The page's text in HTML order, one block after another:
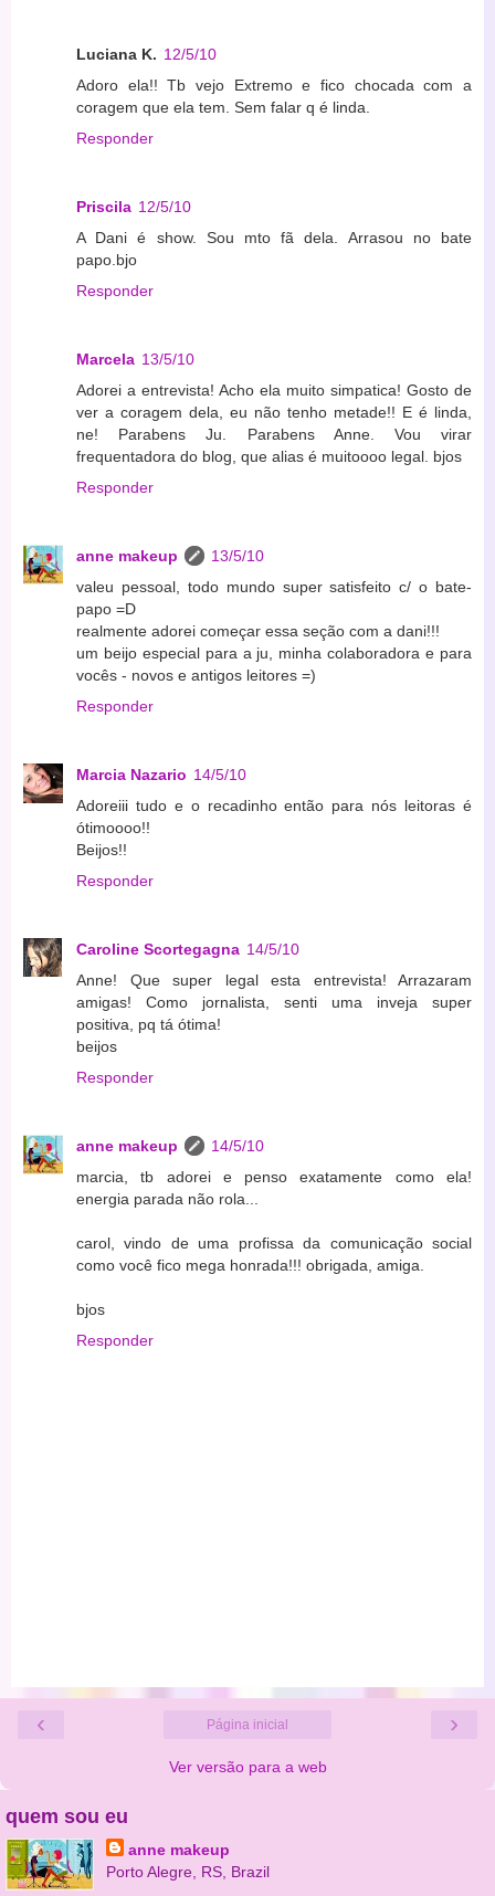
Luciana K. 12/5/10
Adoro ela!! Tb vejo Extremo e fico chocada com a
coragem que ela tem. Sem falar q é linda.
Responder
Priscila 12/5/10
A Dani é show. Sou mto fã dela. Arrasou no bate
papo.bjo
Responder
Marcela 13/5/10
Adorei a entrevista! Acho ela muito simpatica! Gosto de
ver a coragem dela, eu não tenho metade!! E é linda,
ne! Parabens Ju. Parabens Anne. Vou virar
frequentadora do blog, que alias é muitoooo legal. bjos
Responder
anne makeup
13/5/10
valeu pessoal, todo mundo super satisfeito c/ o bate-
papo =D
realmente adorei começar essa seção com a dani!!!
um beijo especial para a ju, minha colaboradora e para
vocês - novos e antigos leitores =)
Responder
Marcia Nazario 14/5/10
Adoreiii tudo e o recadinho então para nós leitoras é
ótimoooo!!
Beijos!!
Responder
Caroline Scortegagna 14/5/10
Anne! Que super legal esta entrevista! Arrazaram
amigas! Como jornalista, senti uma inveja super
positiva, pq tá ótima!
beijos
Responder
anne makeup
14/5/10
marcia, tb adorei e penso exatamente como ela!
energia parada não rola...
carol, vindo de uma profissa da comunicação social
como você fico mega honrada!!! obrigada, amiga.
bjos
Responder
‹ ›
Página inicial
Ver versão para a web
quem sou eu
anne makeup
Porto Alegre, RS, Brazil